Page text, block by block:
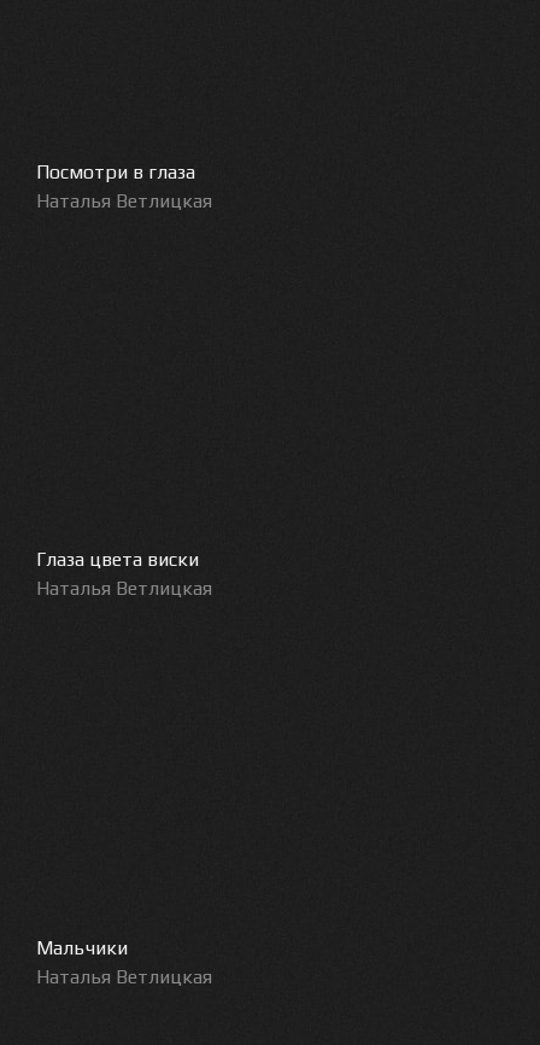
Посмотри в глаза
Наталья Ветлицкая
Глаза цвета виски
Наталья Ветлицкая
Мальчики
Наталья Ветлицкая